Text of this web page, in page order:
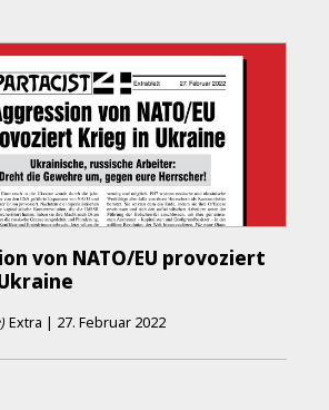
von NATO/EU provoziert
Extra | 27. Februar 2022